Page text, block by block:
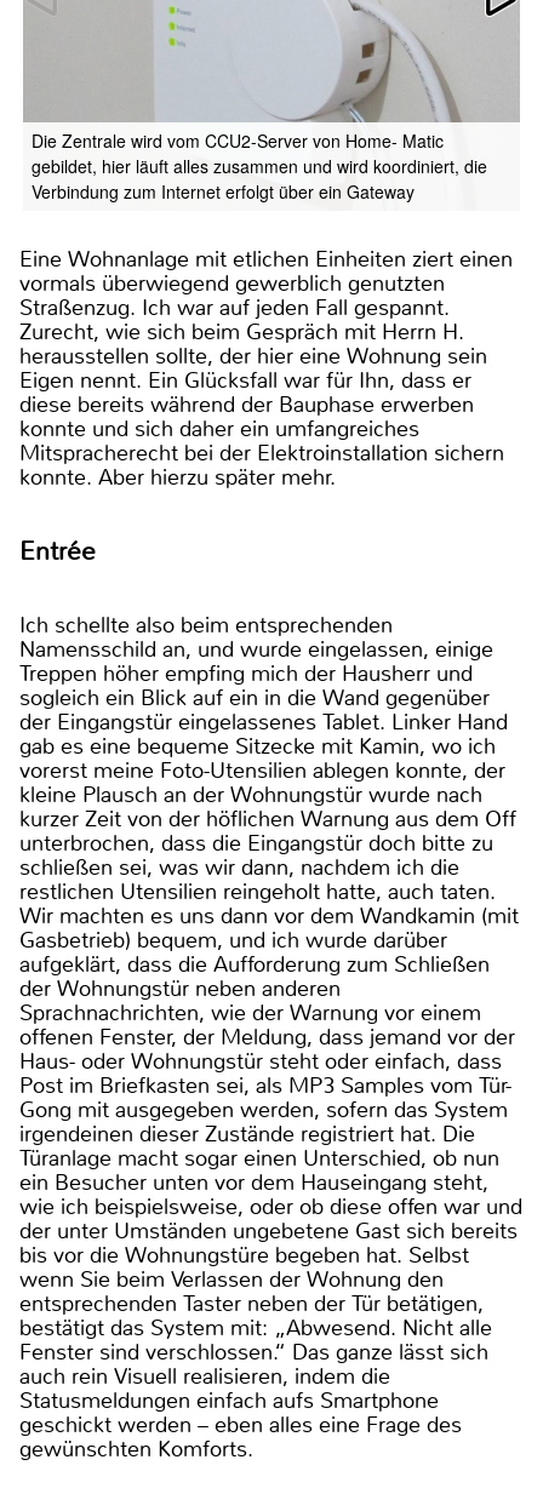
Die Zentrale wird vom CCU2-Server von Home- Matic
gebildet, hier läuft alles zusammen und wird koordiniert, die
Verbindung zum Internet erfolgt über ein Gateway
Eine Wohnanlage mit etlichen Einheiten ziert einen
vormals überwiegend gewerblich genutzten
Straßenzug. Ich war auf jeden Fall gespannt.
Zurecht, wie sich beim Gespräch mit Herrn H.
herausstellen sollte, der hier eine Wohnung sein
Eigen nennt. Ein Glücksfall war für Ihn, dass er
diese bereits während der Bauphase erwerben
konnte und sich daher ein umfangreiches
Mitspracherecht bei der Elektroinstallation sichern
konnte. Aber hierzu später mehr.
Entrée
Ich schellte also beim entsprechenden
Namensschild an, und wurde eingelassen, einige
Treppen höher empfing mich der Hausherr und
sogleich ein Blick auf ein in die Wand gegenüber
der Eingangstür eingelassenes Tablet. Linker Hand
gab es eine bequeme Sitzecke mit Kamin, wo ich
vorerst meine Foto-Utensilien ablegen konnte, der
kleine Plausch an der Wohnungstür wurde nach
kurzer Zeit von der höflichen Warnung aus dem Off
unterbrochen, dass die Eingangstür doch bitte zu
schließen sei, was wir dann, nachdem ich die
restlichen Utensilien reingeholt hatte, auch taten.
Wir machten es uns dann vor dem Wandkamin (mit
Gasbetrieb) bequem, und ich wurde darüber
aufgeklärt, dass die Aufforderung zum Schließen
der Wohnungstür neben anderen
Sprachnachrichten, wie der Warnung vor einem
offenen Fenster, der Meldung, dass jemand vor der
Haus- oder Wohnungstür steht oder einfach, dass
Post im Briefkasten sei, als MP3 Samples vom Tür-
Gong mit ausgegeben werden, sofern das System
irgendeinen dieser Zustände registriert hat. Die
Türanlage macht sogar einen Unterschied, ob nun
ein Besucher unten vor dem Hauseingang steht,
wie ich beispielsweise, oder ob diese offen war und
der unter Umständen ungebetene Gast sich bereits
bis vor die Wohnungstüre begeben hat. Selbst
wenn Sie beim Verlassen der Wohnung den
entsprechenden Taster neben der Tür betätigen,
bestätigt das System mit: „Abwesend. Nicht alle
Fenster sind verschlossen.“ Das ganze lässt sich
auch rein Visuell realisieren, indem die
Statusmeldungen einfach aufs Smartphone
geschickt werden – eben alles eine Frage des
gewünschten Komforts.